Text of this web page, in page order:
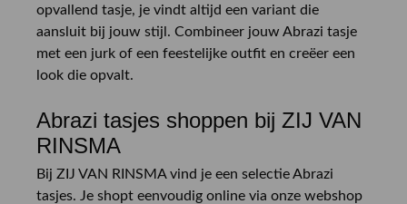
opvallend tasje, je vindt altijd een variant die
aansluit bij jouw stijl. Combineer jouw Abrazi tasje
met een jurk of een feestelijke outfit en creëer een
look die opvalt.
Abrazi tasjes shoppen bij ZIJ VAN
RINSMA
Bij ZIJ VAN RINSMA vind je een selectie Abrazi
tasjes. Je shopt eenvoudig online via onze webshop